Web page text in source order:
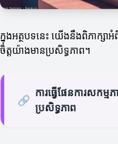
ក្នុងអត្ថបទនេះ យើងនឹងពិភាក្សា
ចិត្តយ៉ាងមានប្រសិទ្ធភាព។
🔗
ការធ្វើផែនការសកម្
ប្រសិទ្ធភាព